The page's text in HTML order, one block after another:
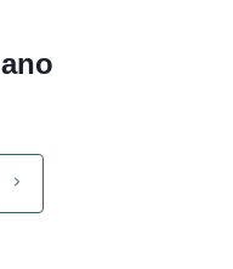
Página
seguinte